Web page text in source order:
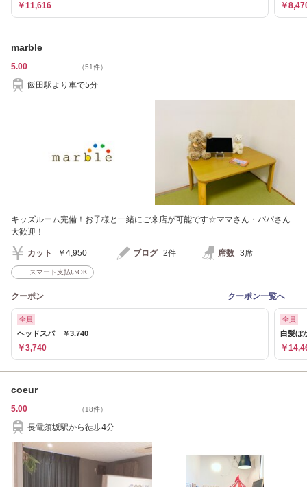
￥11,616 ￥
marble
5.00 （51件）
飯田駅より車で5分
キッズルーム完備！お子様と一緒にご来店が可能です☆ママさん・パパさん
大歓迎！
カット ￥4,950 ブログ 2件 席数 3席
スマート支払いOK
クーポン クーポン一覧へ
全員
ヘッドスパ ￥3.740
￥3,740
全員
白髪ぼ
￥
coeur
5.00 （18件）
長電須坂駅から徒歩4分